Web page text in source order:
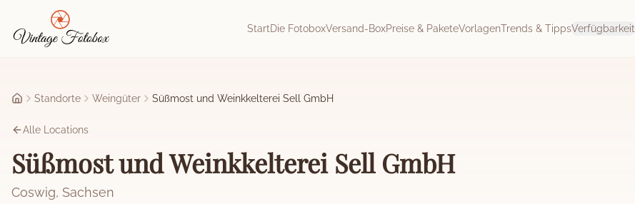
Zum Hauptinhalt springen
StartDie FotoboxVersand-BoxPreise & PaketeVorlagenTrends & TippsVerfügbarkeit
Startseite
Standorte Weingüter Süßmost und Weinkkelterei Sell GmbH
Alle Locations
Süßmost und Weinkkelterei Sell GmbH
Coswig, Sachsen